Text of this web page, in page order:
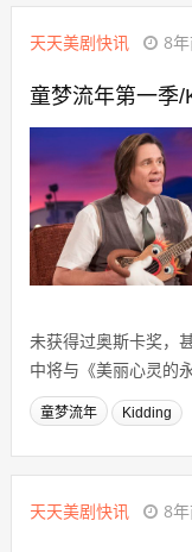
天天美剧快讯 8
童梦流年第一季
未获得过奥斯卡奖，
中将与《美丽心灵的
童梦流年 Kidding
天天美剧快讯 8